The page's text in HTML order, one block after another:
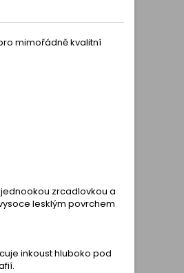
mimořádně kvalitní
zrcadlovkou a
lesklým povrchem
inkoust hluboko pod